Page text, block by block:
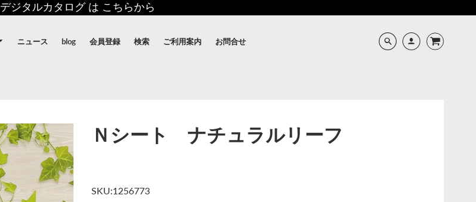
デジタルカタログ は こちらから
ニュース blog 会員登録 検索 ご利用案内 お問合せ
Ｎシート ナチュラルリーフ
SKU:1256773